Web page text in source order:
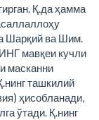
Қ.да ҳамма
Шарқий ва Шим.
мавқеи кучли
масканни
ташкилий
ҳисобланади,
ўтади. Қ.нинг